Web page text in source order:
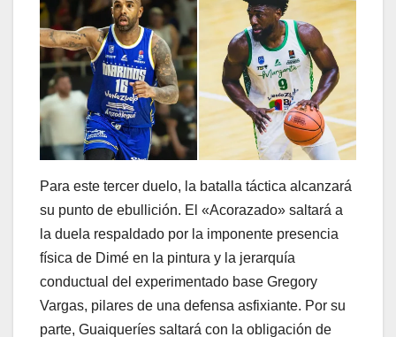
​Para este tercer duelo, la batalla táctica alcanzará
su punto de ebullición. El «Acorazado» saltará a
la duela respaldado por la imponente presencia
física de Dimé en la pintura y la jerarquía
conductual del experimentado base Gregory
Vargas, pilares de una defensa asfixiante. Por su
parte, Guaiqueríes saltará con la obligación de